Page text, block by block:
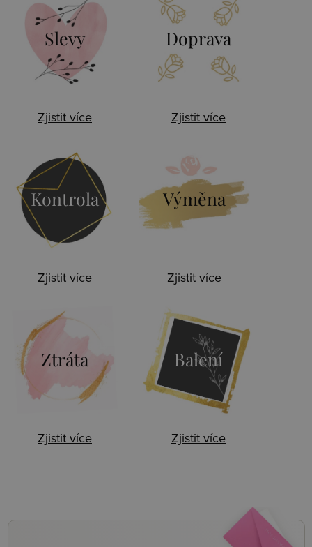
Slevy
Zjistit více
Doprava
Zjistit více
Kontrola
Zjistit více
Výměna
Zjistit více
Ztráta
Zjistit více
Balení
Zjistit více